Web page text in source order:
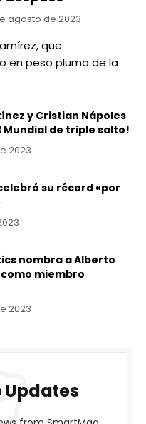
agosto de 2023
que
en peso pluma de la
y Cristian Nápoles
Mundial de triple salto!
2023
su récord «por
nombra a Alberto
miembro
2023
Updates